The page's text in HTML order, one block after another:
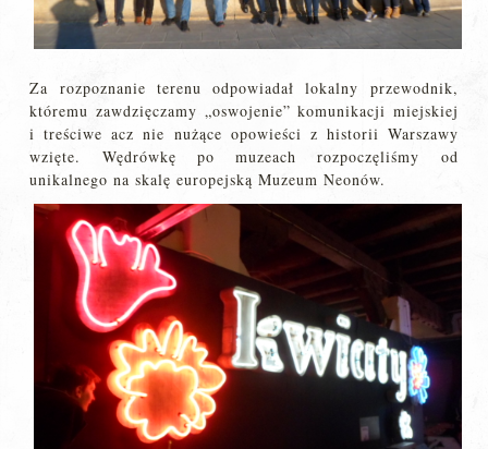
Za rozpoznanie terenu odpowiadał lokalny przewodnik,
któremu zawdzięczamy „oswojenie” komunikacji miejskiej
i treściwe acz nie nużące opowieści z historii Warszawy
wzięte. Wędrówkę po muzeach rozpoczęliśmy od
unikalnego na skalę europejską Muzeum Neonów.